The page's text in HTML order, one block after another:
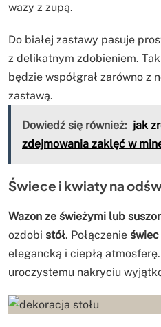
wazy z zupą.
Do białej zastawy pasuje
z delikatnym zdobieniem.
będzie współgrał zarówno z
zastawą.
Dowiedź się również: jak
zdejmowania zaklęć w
Świece i kwiaty na
Wazon ze świeżymi lub
ozdobi stół. Połączenie świec
elegancką i ciepłą
uroczystemu nakryciu